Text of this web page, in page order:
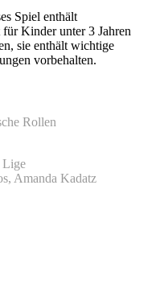
Spiel enthält
Kinder unter 3 Jahren
sie enthält wichtige
vorbehalten.
Rollen
Lige
Amanda Kadatz